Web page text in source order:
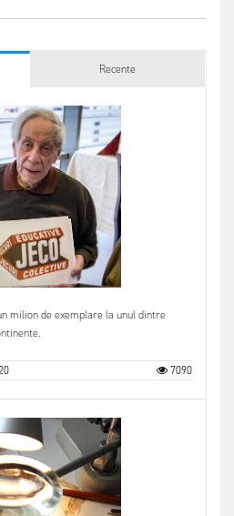
Recente
milion de exemplare la unul dintre
7090